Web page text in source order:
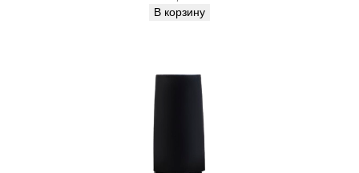
В корзину